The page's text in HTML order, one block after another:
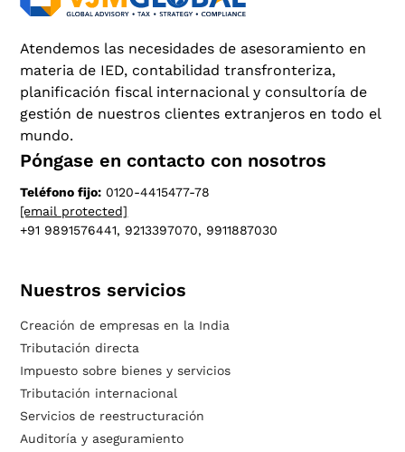
Atendemos las necesidades de asesoramiento en
materia de IED, contabilidad transfronteriza,
planificación fiscal internacional y consultoría de
gestión de nuestros clientes extranjeros en todo el
mundo.
Póngase en contacto con nosotros
Teléfono fijo: 0120-4415477-78
[email protected]
+91 9891576441, 9213397070, 9911887030
Nuestros servicios
Creación de empresas en la India
Tributación directa
Impuesto sobre bienes y servicios
Tributación internacional
Servicios de reestructuración
Auditoría y aseguramiento